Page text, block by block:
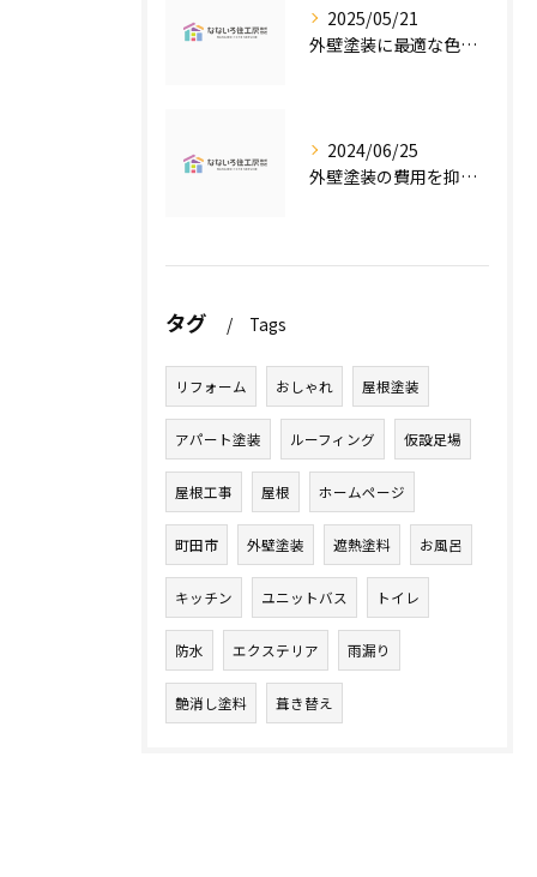
2025/05/21
外壁塗装に最適な色の選び方
2024/06/25
外壁塗装の費用を抑えたい人必見！低価格で高品質な外壁塗装工事のポイントとは？
タグ Tags
リフォーム おしゃれ 屋根塗装
アパート塗装 ルーフィング 仮設足場
屋根工事 屋根 ホームページ
町田市 外壁塗装 遮熱塗料 お風呂
キッチン ユニットバス トイレ
防水 エクステリア 雨漏り
艶消し塗料 葺き替え